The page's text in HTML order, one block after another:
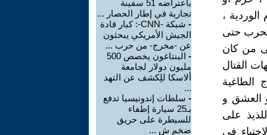
،
حتى
من كان
القتال
الطاغية
العشق و
على
في
باعتراضه 51 سفينة
تجارية في إطار الحصار ...
-
شبكة -CNN-: كبار قادة
الجيش الأمريكي يبحثون
عن -مخرج- من حرب ...
-
البنتاغون يخصص 500
مليون دولار لجامعة
ألاسكا للِكشف عن التهد
...
- سلطات إندونيسيا تدفع
بـ25 سيارة إطفاء
للسيطرة على حريق
ضخم ش ...